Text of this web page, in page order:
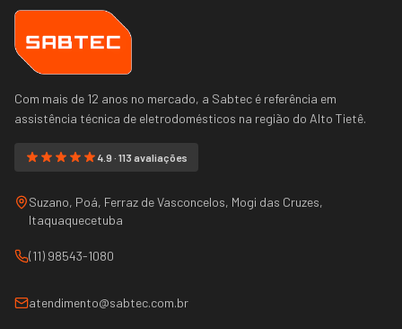
Com mais de 12 anos no mercado, a Sabtec é referência em
assistência técnica de eletrodomésticos na região do Alto Tietê.
4.9 · 113 avaliações
Suzano, Poá, Ferraz de Vasconcelos, Mogi das Cruzes,
Itaquaquecetuba
(11) 98543-1080
atendimento@sabtec.com.br